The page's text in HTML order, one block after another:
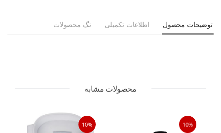
توضیحات محصول اطلاعات تکمیلی تگ محصولات
محصولات مشابه
10%
10%